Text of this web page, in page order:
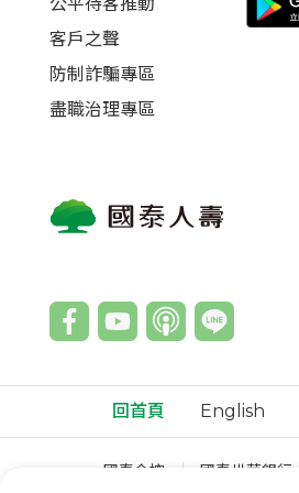
客戶之聲
防制詐騙專區
盡職治理專區
回首頁 English
國泰金控 國泰世華銀行